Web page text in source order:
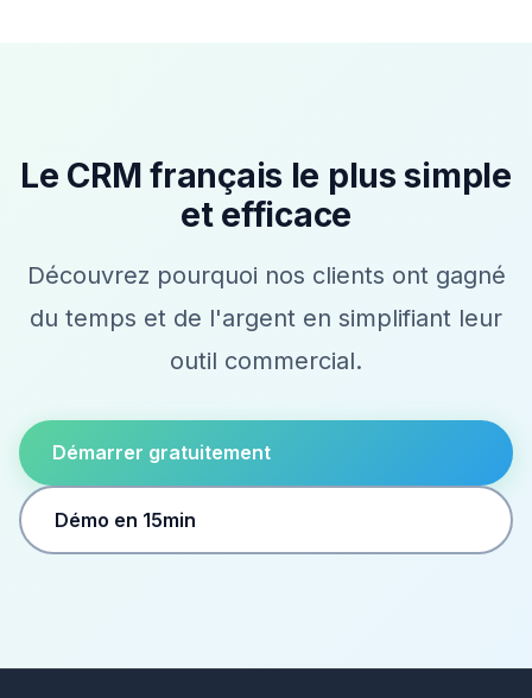
Le CRM français le plus simple
et efficace
Découvrez pourquoi nos clients ont gagné
du temps et de l'argent en simplifiant leur
outil commercial.
Démarrer gratuitement
Démo en 15min